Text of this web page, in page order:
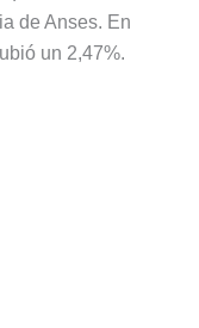
de Anses. En
un 2,47%.